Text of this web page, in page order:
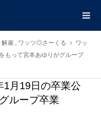
解雇 , ワッツ◎さーくる
ワッ
もって宮本あゆりがグループ
月19日の卒業公
ループ卒業